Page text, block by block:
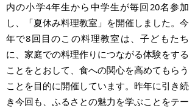
内の小学4年生から中学生が毎回20名参加
し、「夏休み料理教室」を開催しました。今
年で8回目のこの料理教室は、子どもたち
に、家庭での料理作りにつながる体験をする
ことをとおして、食への関心を高めてもらう
ことを目的に開催しています。昨年に引き続
き今回も、ふるさとの魅力を学ぶことをテー